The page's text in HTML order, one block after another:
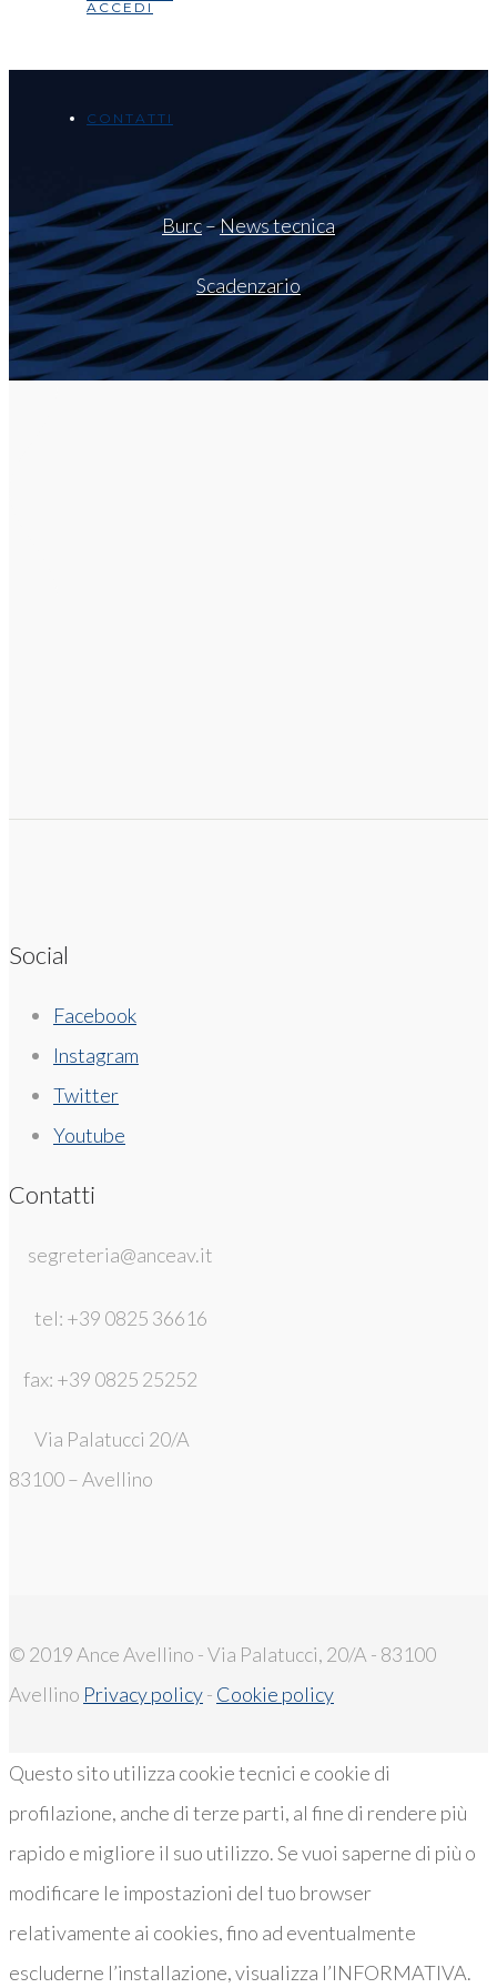
ACCEDI
CONTATTI
Burc–News tecnica
Scadenzario
Social
Facebook
Instagram
Twitter
Youtube
Contatti
segreteria@anceav.it
tel: +39 0825 36616
fax: +39 0825 25252
Via Palatucci 20/A
83100 – Avellino
© 2019 Ance Avellino - Via Palatucci, 20/A - 83100
Avellino Privacy policy- Cookie policy
Questo sito utilizza cookie tecnici e cookie di
profilazione, anche di terze parti, al fine di rendere più
rapido e migliore il suo utilizzo. Se vuoi saperne di più o
modificare le impostazioni del tuo browser
relativamente ai cookies, fino ad eventualmente
escluderne l’installazione, visualizza l’INFORMATIVA.